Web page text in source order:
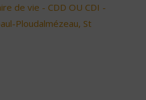
de vie - CDD OU CDI -
Ploudalmézeau, St